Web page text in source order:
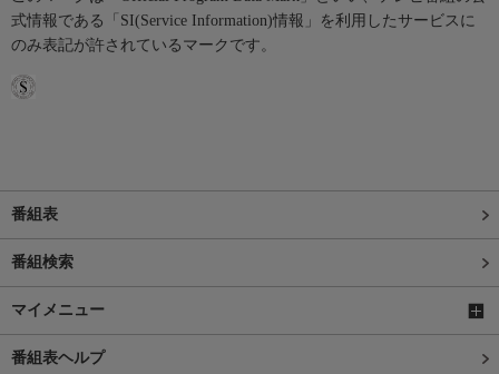
式情報である「SI(Service Information)情報」を利用したサービスに
のみ表記が許されているマークです。
番組表
番組検索
マイメニュー
番組表ヘルプ